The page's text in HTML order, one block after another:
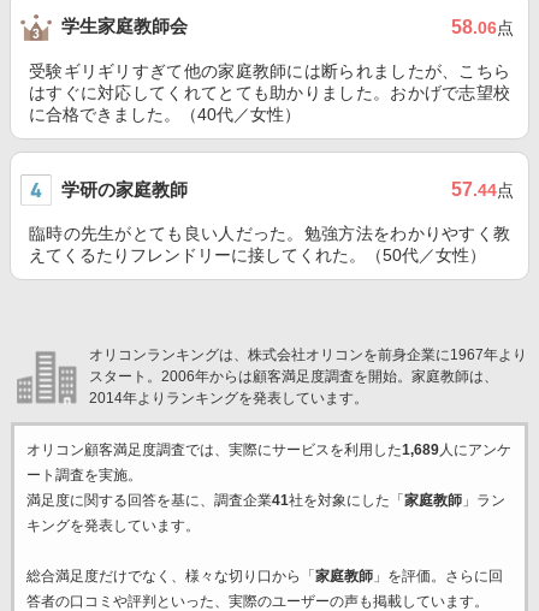
学生家庭教師会 58.06点
受験ギリギリすぎて他の家庭教師には断られましたが、こちら
はすぐに対応してくれてとても助かりました。おかげで志望校
に合格できました。（40代／女性）
学研の家庭教師 57.44点
臨時の先生がとても良い人だった。勉強方法をわかりやすく教
えてくるたりフレンドリーに接してくれた。（50代／女性）
オリコンランキングは、株式会社オリコンを前身企業に1967年より
スタート。2006年からは顧客満足度調査を開始。家庭教師は、
2014年よりランキングを発表しています。
オリコン顧客満足度調査では、実際にサービスを利用した1,689人にアンケ
ート調査を実施。
満足度に関する回答を基に、調査企業41社を対象にした「 家庭教師」ラン
キングを発表しています。
総合満足度だけでなく、様々な切り口から「 家庭教師」を評価。さらに回
答者の口コミや評判といった、実際のユーザーの声も掲載しています。